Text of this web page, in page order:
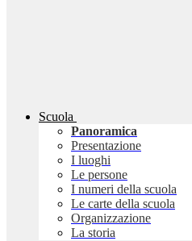
Scuola
Panoramica
Presentazione
I luoghi
Le persone
I numeri della scuola
Le carte della scuola
Organizzazione
La storia